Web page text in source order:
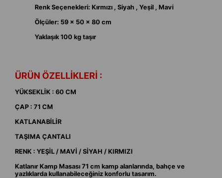
Renk Seçenekleri: Kırmızı , Siyah , Yeşil , Mavi
Ölçüler: 59 x 50 x 80 cm
Yaklaşık 100 kg taşır
ÜRÜN ÖZELLİKLERİ :
YÜKSEKLİK : 60 CM
ÇAP : 71 CM
KATLANABİLİR
TAŞIMA ÇANTALI
RENK : YEŞİL / MAVİ / SİYAH / KIRMIZI
Katlanır Kamp Masası 71 cm kamp alanlarında, bahçe ve
yazlıklarda kullanabileceğiniz konforlu tasarım.